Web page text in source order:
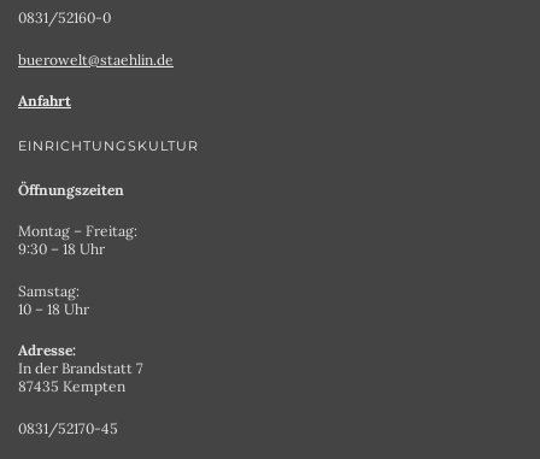
0831/52160-0
buerowelt@staehlin.de
Anfahrt
EINRICHTUNGSKULTUR
Öffnungszeiten
Montag – Freitag:
9:30 – 18 Uhr
Samstag:
10 – 18 Uhr
Adresse:
In der Brandstatt 7
87435 Kempten
0831/52170-45